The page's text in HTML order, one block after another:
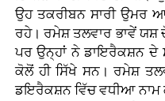
ਉਹ ਤਕਰੀਬਨ ਸਾਰੀ ਉਮਰ
ਰਹੇ। ਰਮੇਸ਼ ਤਲਵਾਰ ਭਾਵੇਂ ਯਸ਼
ਪਰ ਉਨ੍ਹਾਂ ਨੇ ਡਾਇਰੈਕਸ਼ਨ ਦੇ
ਕੋਲੋਂ ਹੀ ਸਿੱਖੇ ਸਨ। ਰਮੇਸ਼
ਡਇਰੈਕਸ਼ਨ ਵਿੱਚ ਵਧੀਆ